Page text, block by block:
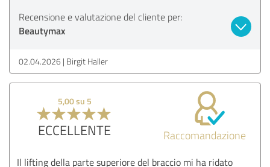
Recensione e valutazione del cliente per:
Beautymax
02.04.2026 Birgit Haller
5,00 su 5
ECCELLENTE Raccomandazione
Il lifting della parte superiore del braccio mi ha ridato